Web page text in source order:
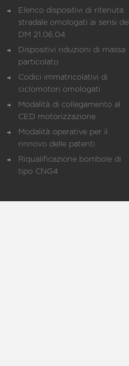
Elenco dispositivi di ritenuta
stradale omologati ai sensi del
DM 21.06.04
Dispositivi riduzioni di massa
particolato
Codici immatricolativi di
ciclomotori omologati
Modalità di collegamento al
CED motorizzazione
Modalità operative per il
rinnovo delle patenti
Riqualificazione bombole di
tipo CNG4